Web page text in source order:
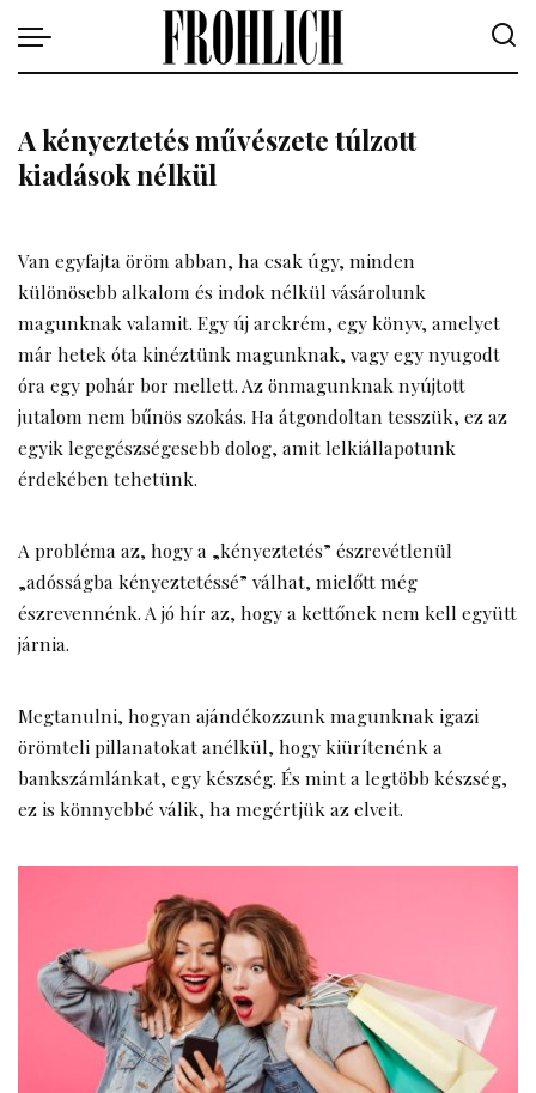
A kényeztetés művészete túlzott
kiadások nélkül
Van egyfajta öröm abban, ha csak úgy, minden
különösebb alkalom és indok nélkül vásárolunk
magunknak valamit. Egy új arckrém, egy könyv, amelyet
már hetek óta kinéztünk magunknak, vagy egy nyugodt
óra egy pohár bor mellett. Az önmagunknak nyújtott
jutalom nem bűnös szokás. Ha átgondoltan tesszük, ez az
egyik legegészségesebb dolog, amit lelkiállapotunk
érdekében tehetünk.
A probléma az, hogy a „kényeztetés” észrevétlenül
„adósságba kényeztetéssé” válhat, mielőtt még
észrevennénk. A jó hír az, hogy a kettőnek nem kell együtt
járnia.
Megtanulni, hogyan ajándékozzunk magunknak igazi
örömteli pillanatokat anélkül, hogy kiürítenénk a
bankszámlánkat, egy készség. És mint a legtöbb készség,
ez is könnyebbé válik, ha megértjük az elveit.